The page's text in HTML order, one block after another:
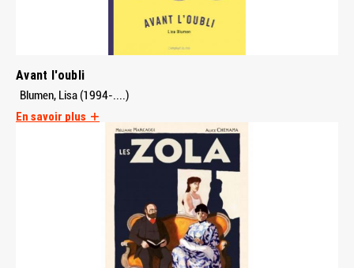
Avant l'oubli
Blumen, Lisa (1994-....)
En savoir plus